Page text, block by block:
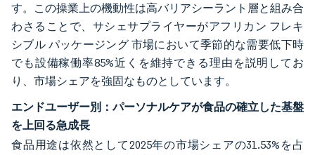
す。この操業上の機動性は高バリアシーラント層と組み合
わさることで、サシェサプライヤーがアフリカン フレキ
シブル パッケージング 市場において季節的な需要低下時
でも設備稼働率85%近くを維持できる理由を説明してお
り、市場シェアを強固なものとしています。
エンドユーザー別：パーソナルケアが食品の確立した基盤
を上回る急成長
食品用途は依然として2025年の市場シェアの31.53%を占